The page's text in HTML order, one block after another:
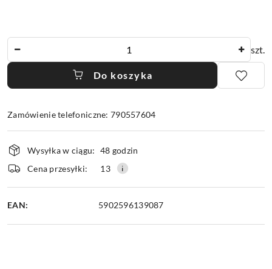
szt.
Do koszyka
Zamówienie telefoniczne: 790557604
Dostępność
i
dostawa
Wysyłka w ciągu: 48 godzin
Cena przesyłki:
13
EAN: 5902596139087